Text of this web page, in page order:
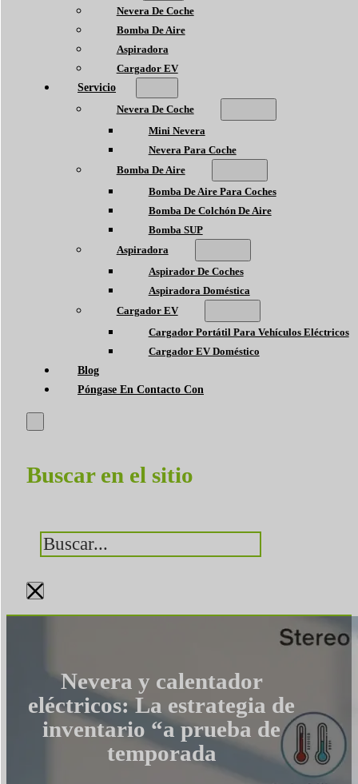
Nevera De Coche
Bomba De Aire
Aspiradora
Cargador EV
Servicio
Nevera De Coche
Mini Nevera
Nevera Para Coche
Bomba De Aire
Bomba De Aire Para Coches
Bomba De Colchón De Aire
Bomba SUP
Aspiradora
Aspirador De Coches
Aspiradora Doméstica
Cargador EV
Cargador Portátil Para Vehículos Eléctricos
Cargador EV Doméstico
Blog
Póngase En Contacto Con
Buscar en el sitio
Buscar
×
Nevera y calentador
eléctricos: La estrategia de
inventario “a prueba de
temporada